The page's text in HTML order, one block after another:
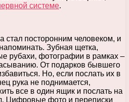
системе.
посторонним человеком, и
Зубная щетка,
рубахи, фотографии в рамках –
От подарков бывшего
Но, если послать их в
рука не поднимается,
все в один ящик и послать на
Цифровые фото и переписки